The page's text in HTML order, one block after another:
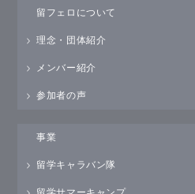
留フェロについて
理念・団体紹介
メンバー紹介
参加者の声
事業
留学キャラバン隊